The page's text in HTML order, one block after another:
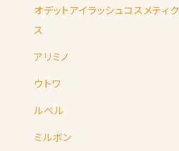
オデットアイラッシュコスメティク
ス
アリミノ
ウトワ
ルベル
ミルボン